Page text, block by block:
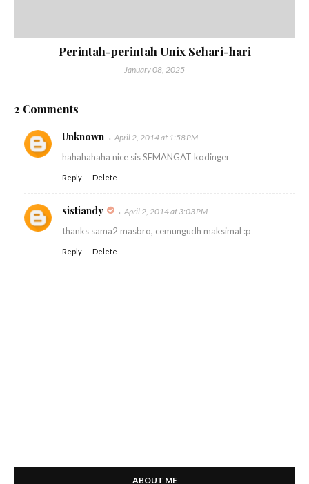
Perintah-perintah Unix Sehari-hari
January 08, 2025
2 Comments
Unknown April 2, 2014 at 1:58 PM
hahahahaha nice sis SEMANGAT kodinger
Reply Delete
sistiandy April 2, 2014 at 3:03 PM
thanks sama2 masbro, cemungudh maksimal :p
Reply Delete
ABOUT ME